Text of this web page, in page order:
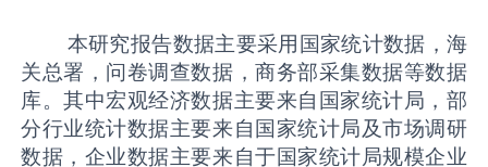
本研究报告数据主要采用国家统计数据，海
关总署，问卷调查数据，商务部采集数据等数据
库。其中宏观经济数据主要来自国家统计局，部
分行业统计数据主要来自国家统计局及市场调研
数据，企业数据主要来自于国家统计局规模企业